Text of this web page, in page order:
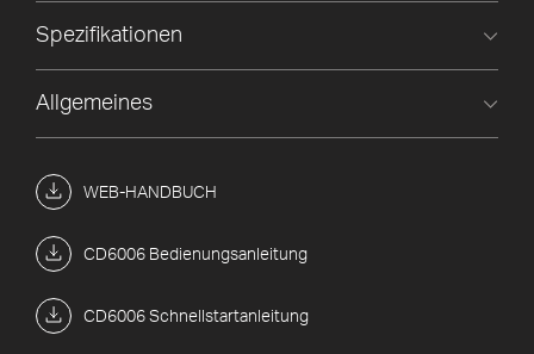
WEB-HANDBUCH
CD6006 Bedienungsanleitung
CD6006 Schnellstartanleitung
Spezifikationen
Allgemeines